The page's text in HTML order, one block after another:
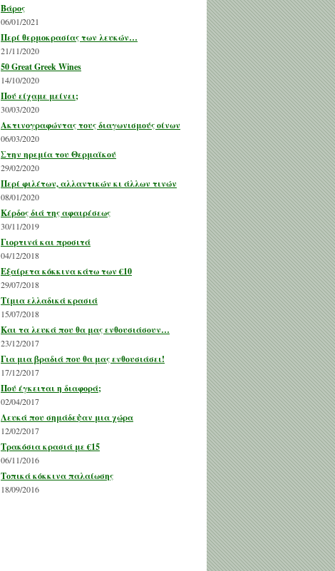
Βάρος
06/01/2021
Περί θερμοκρασίας των λευκών…
21/11/2020
50 Great Greek Wines
14/10/2020
Πού είχαμε μείνει;
30/03/2020
Ακτινογραφώντας τους διαγωνισμούς οίνων
06/03/2020
Στην ηρεμία του Θερμαϊκού
29/02/2020
Περί φιλέτων, αλλαντικών κι άλλων τινών
08/01/2020
Κέρδος διά της αφαιρέσεως
30/11/2019
Γιορτινά και προσιτά
04/12/2018
Εξαίρετα κόκκινα κάτω των €10
29/07/2018
Τίμια ελλαδικά κρασιά
15/07/2018
Και τα λευκά που θα μας ενθουσιάσουν…
23/12/2017
Για μια βραδιά που θα μας ενθουσιάσει!
17/12/2017
Πού έγκειται η διαφορά;
02/04/2017
Λευκά που σημάδεψαν μια χώρα
12/02/2017
Τρακόσια κρασιά με €15
06/11/2016
Τοπικά κόκκινα παλαίωσης
18/09/2016